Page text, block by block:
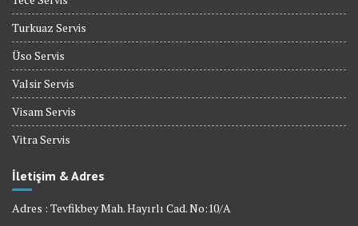
Turkuaz Servis
Üso Servis
Valsir Servis
Visam Servis
Vitra Servis
İletişim & Adres
Adres : Tevfikbey Mah. Hayırlı Cad. No:10/A